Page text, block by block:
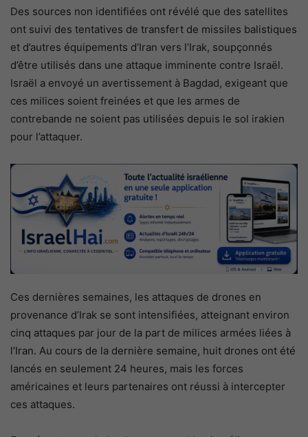
Des sources non identifiées ont révélé que des satellites
ont suivi des tentatives de transfert de missiles balistiques
et d’autres équipements d’Iran vers l’Irak, soupçonnés
d’être utilisés dans une attaque imminente contre Israël.
Israël a envoyé un avertissement à Bagdad, exigeant que
ces milices soient freinées et que les armes de
contrebande ne soient pas utilisées depuis le sol irakien
pour l’attaquer.
Ces dernières semaines, les attaques de drones en
provenance d’Irak se sont intensifiées, atteignant environ
cinq attaques par jour de la part de milices armées liées à
l’Iran. Au cours de la dernière semaine, huit drones ont été
lancés en seulement 24 heures, mais les forces
américaines et leurs partenaires ont réussi à intercepter
ces attaques.